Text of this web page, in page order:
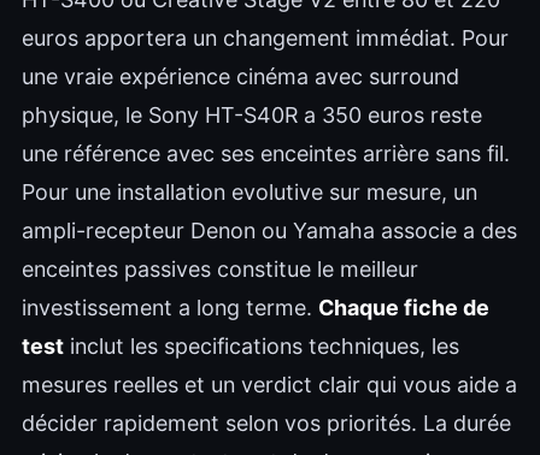
euros apportera un changement immédiat. Pour
une vraie expérience cinéma avec surround
physique, le Sony HT-S40R a 350 euros reste
une référence avec ses enceintes arrière sans fil.
Pour une installation evolutive sur mesure, un
ampli-recepteur Denon ou Yamaha associe a des
enceintes passives constitue le meilleur
investissement a long terme. Chaque fiche de
test inclut les specifications techniques, les
mesures reelles et un verdict clair qui vous aide a
décider rapidement selon vos priorités. La durée